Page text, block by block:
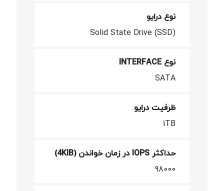
نوع درایو
Solid State Drive (SSD)
نوع INTERFACE
SATA
ظرفیت درایو
1TB
حداکثر IOPS در زمان خواندن (4KIB)
98000